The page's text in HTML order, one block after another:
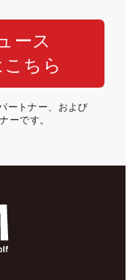
ース
ちら
ートナー、および
ーです。